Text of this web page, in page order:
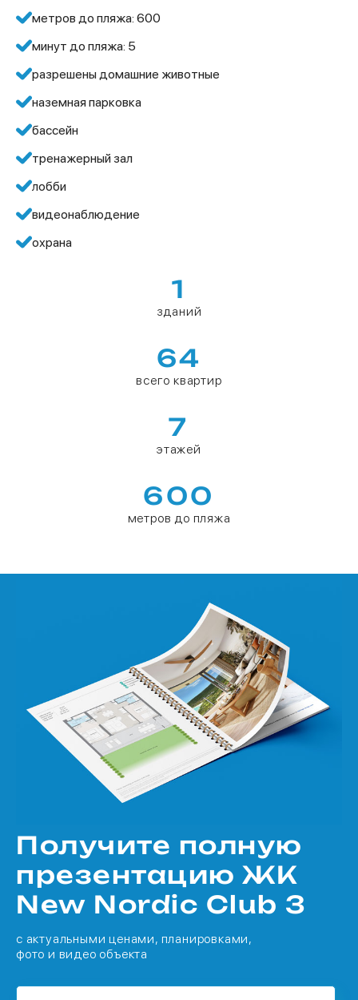
метров до пляжа: 600
минут до пляжа: 5
разрешены домашние животные
наземная парковка
бассейн
тренажерный зал
лобби
видеонаблюдение
охрана
1
зданий
64
всего квартир
7
этажей
600
метров до пляжа
Получите полную
презентацию ЖК
New Nordic Club 3
с актуальными ценами, планировками,
фото и видео объекта